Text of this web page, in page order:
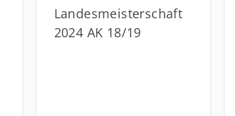
Landesmeisterschaft
2024 AK 18/19